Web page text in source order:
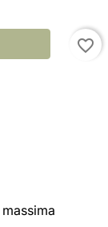
favorite_border